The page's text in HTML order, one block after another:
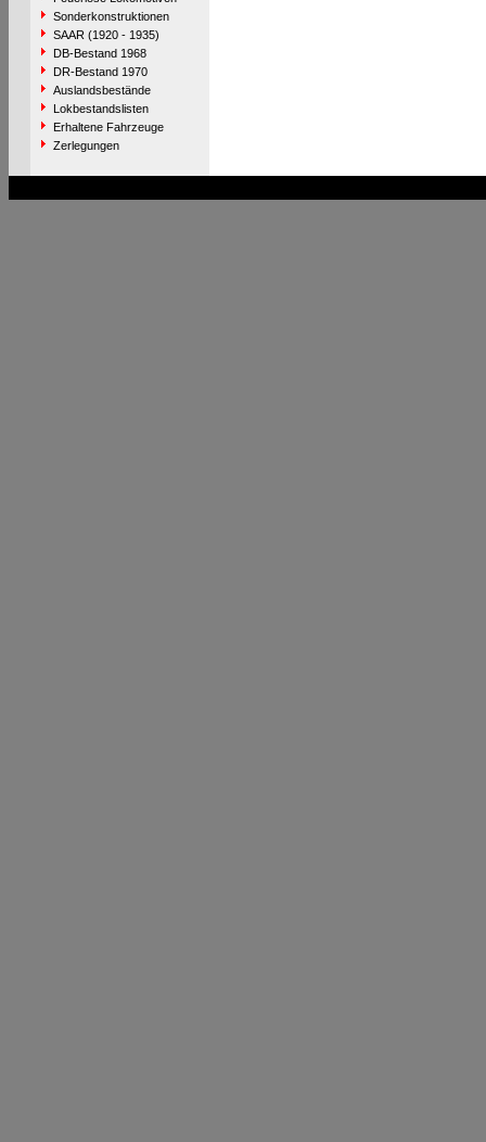
Sonderkonstruktionen
SAAR (1920 - 1935)
DB-Bestand 1968
DR-Bestand 1970
Auslandsbestände
Lokbestandslisten
Erhaltene Fahrzeuge
Zerlegungen